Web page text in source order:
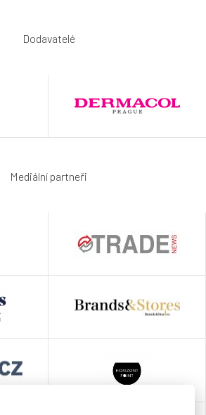
Dodavatelé
Mediální partneři